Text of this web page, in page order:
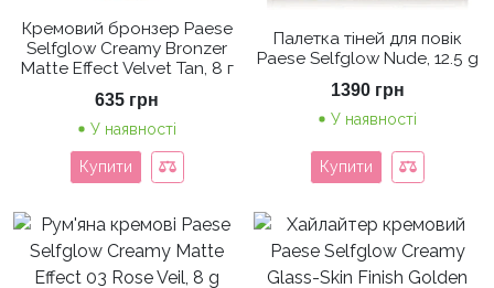
Кремовий бронзер Paese
Selfglow Creamy Bronzer
Matte Effect Velvet Tan, 8 г
635 грн
У наявності
Купити
Палетка тіней для повік
Paese Selfglow Nude, 12.5 g
1390 грн
У наявності
Купити